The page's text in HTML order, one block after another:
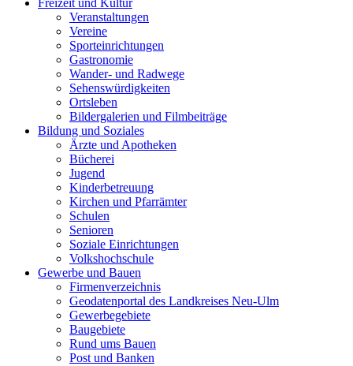
Freizeit und Kultur
Veranstaltungen
Vereine
Sporteinrichtungen
Gastronomie
Wander- und Radwege
Sehenswürdigkeiten
Ortsleben
Bildergalerien und Filmbeiträge
Bildung und Soziales
Ärzte und Apotheken
Bücherei
Jugend
Kinderbetreuung
Kirchen und Pfarrämter
Schulen
Senioren
Soziale Einrichtungen
Volkshochschule
Gewerbe und Bauen
Firmenverzeichnis
Geodatenportal des Landkreises Neu-Ulm
Gewerbegebiete
Baugebiete
Rund ums Bauen
Post und Banken